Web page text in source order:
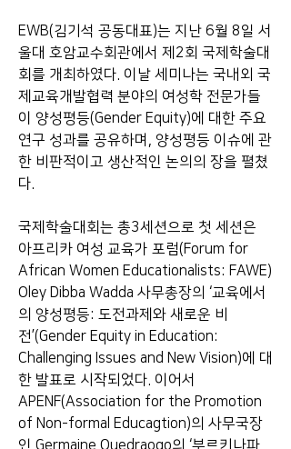
EWB(김기석 공동대표)는 지난 6월 8일 서
울대 호암교수회관에서 제2회 국제학술대
회를 개최하였다. 이날 세미나는 국내외 국
제교육개발협력 분야의 여성학 전문가들
이 양성평등(Gender Equity)에 대한 주요
연구 성과를 공유하며, 양성평등 이슈에 관
한 비판적이고 생산적인 논의의 장을 펼쳤
다.
국제학술대회는 총3세션으로 첫 세션은
아프리카 여성 교육가 포럼(Forum for
African Women Educationalists: FAWE)
Oley Dibba Wadda 사무총장의 ‘교육에서
의 양성평등: 도전과제와 새로운 비
전’(Gender Equity in Education:
Challenging Issues and New Vision)에 대
한 발표로 시작되었다. 이어서
APENF(Association for the Promotion
of Non-formal Educagtion)의 사무국장
인 Germaine Ouedraogo의 ‘부르키나파